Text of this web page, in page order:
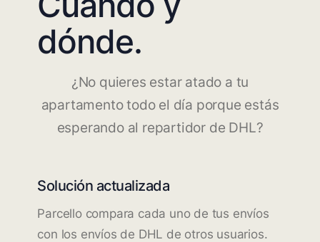
dónde.
¿No quieres estar atado a tu
apartamento todo el día porque estás
esperando al repartidor de DHL?
Solución actualizada
Parcello compara cada uno de tus envíos
con los envíos de DHL de otros usuarios.